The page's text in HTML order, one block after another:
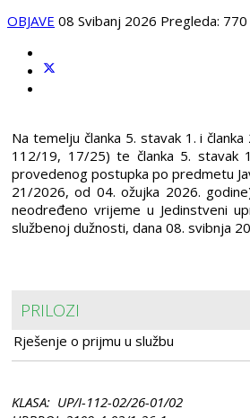
OBJAVE 08 Svibanj 2026 Pregleda: 770
Na temelju članka 5. stavak 1. i
112/19, 17/25) te članka 5. stavak
provedenog postupka po predmetu
21/2026, od 04. ožujka 2026.
neodređeno vrijeme u Jedinstveni
službenoj dužnosti, dana 08. svibnja
PRILOZI
Rješenje o prijmu u službu
KLASA: UP/I-112-02/26-01/02